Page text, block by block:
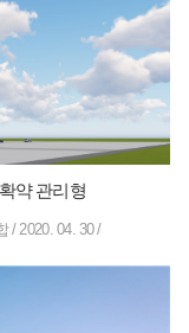
약 관리형
/ 2020. 04. 30/